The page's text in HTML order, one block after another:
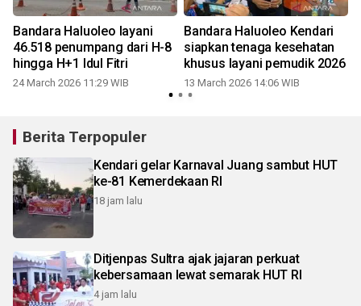
Bandara Haluoleo layani
46.518 penumpang dari H-8
hingga H+1 Idul Fitri
24 March 2026 11:29 WIB
Bandara Haluoleo Kendari
siapkan tenaga kesehatan
khusus layani pemudik 2026
13 March 2026 14:06 WIB
Berita Terpopuler
Kendari gelar Karnaval Juang sambut HUT
ke-81 Kemerdekaan RI
18 jam lalu
Ditjenpas Sultra ajak jajaran perkuat
kebersamaan lewat semarak HUT RI
4 jam lalu